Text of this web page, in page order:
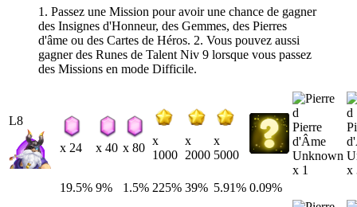
1. Passez une Mission pour avoir une chance de gagner
des Insignes d'Honneur, des Gemmes, des Pierres
d'âme ou des Cartes de Héros. 2. Vous pouvez aussi
gagner des Runes de Talent Niv 9 lorsque vous passez
des Missions en mode Difficile.
L8
x 24 x 40 x 80
x
1000
x
2000
x
5000
Pierre
d'Âme
Unknown
x 1
x
19.5% 9% 1.5% 225% 39% 5.91% 0.09%